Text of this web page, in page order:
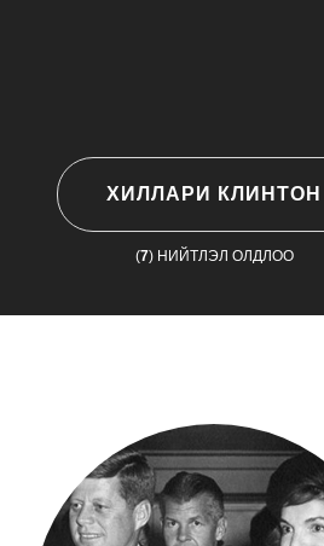
ХИЛЛАРИ КЛИНТОН
(7) НИЙТЛЭЛ ОЛДЛОО